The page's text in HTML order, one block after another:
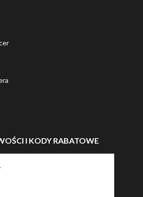
I KODY RABATOWE